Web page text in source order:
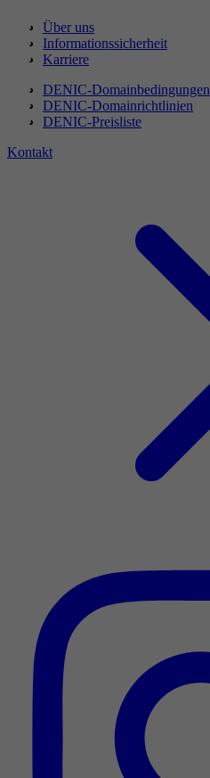
Über uns
Informationssicherheit
Karriere
DENIC-Domainbedingungen
DENIC-Domainrichtlinien
DENIC-Preisliste
Kontakt